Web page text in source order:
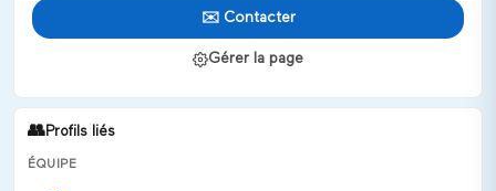
✉️ Contacter
Gérer la page
👥Profils liés
ÉQUIPE